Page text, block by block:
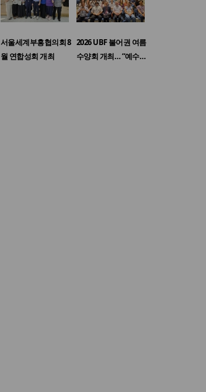
서울세계부흥협의회 8
월 연합성회 개최
2026 UBF 불어권 여름
수양회 개최… “예수…